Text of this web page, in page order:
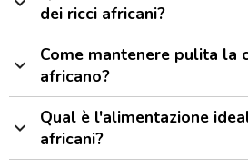
dei ricci africani?
expand_more
Come mantenere pulita la
africano?
expand_more
Qual è l'alimentazione
africani?